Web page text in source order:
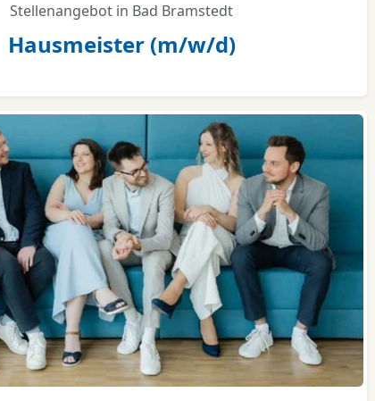
Stellenangebot in Bad Bramstedt
Hausmeister (m/w/d)